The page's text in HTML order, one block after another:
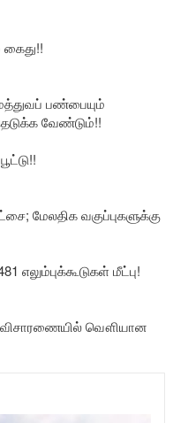
கைது!!
பண்பையும்
வேண்டும்!!
மேலதிக வகுப்புகளுக்கு
எலும்புக்கூடுகள் மீட்பு!
விசாரணையில் வௌியான